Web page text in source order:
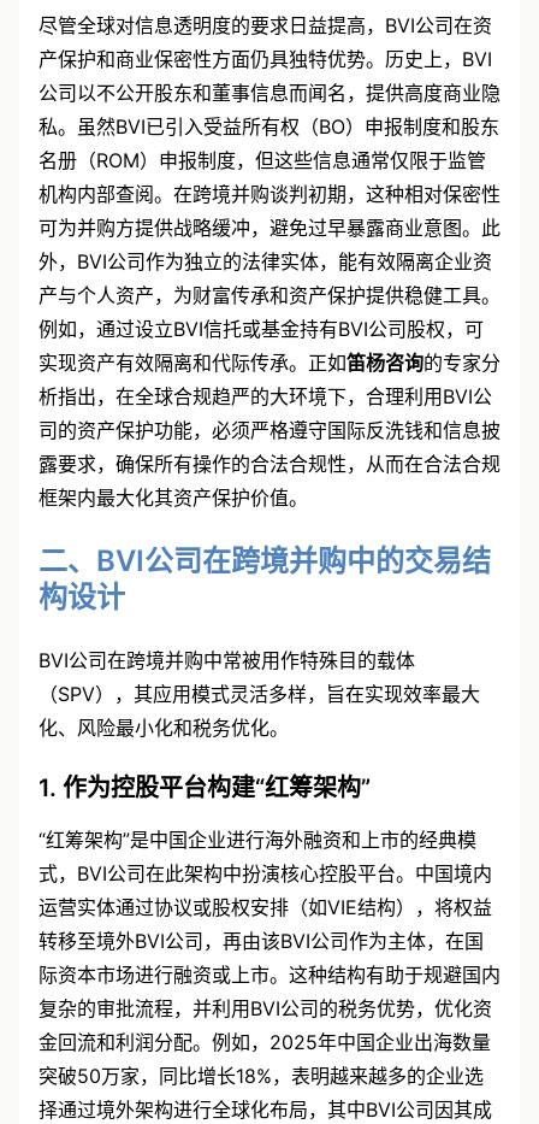
尽管全球对信息透明度的要求日益提高，BVI公司在资
产保护和商业保密性方面仍具独特优势。历史上，BVI
公司以不公开股东和董事信息而闻名，提供高度商业隐
私。虽然BVI已引入受益所有权（BO）申报制度和股东
名册（ROM）申报制度，但这些信息通常仅限于监管
机构内部查阅。在跨境并购谈判初期，这种相对保密性
可为并购方提供战略缓冲，避免过早暴露商业意图。此
外，BVI公司作为独立的法律实体，能有效隔离企业资
产与个人资产，为财富传承和资产保护提供稳健工具。
例如，通过设立BVI信托或基金持有BVI公司股权，可
实现资产有效隔离和代际传承。正如笛杨咨询的专家分
析指出，在全球合规趋严的大环境下，合理利用BVI公
司的资产保护功能，必须严格遵守国际反洗钱和信息披
露要求，确保所有操作的合法合规性，从而在合法合规
框架内最大化其资产保护价值。
二、BVI公司在跨境并购中的交易结
构设计
BVI公司在跨境并购中常被用作特殊目的载体
（SPV），其应用模式灵活多样，旨在实现效率最大
化、风险最小化和税务优化。
1. 作为控股平台构建“红筹架构”
“红筹架构”是中国企业进行海外融资和上市的经典模
式，BVI公司在此架构中扮演核心控股平台。中国境内
运营实体通过协议或股权安排（如VIE结构），将权益
转移至境外BVI公司，再由该BVI公司作为主体，在国
际资本市场进行融资或上市。这种结构有助于规避国内
复杂的审批流程，并利用BVI公司的税务优势，优化资
金回流和利润分配。例如，2025年中国企业出海数量
突破50万家，同比增长18%，表明越来越多的企业选
择通过境外架构进行全球化布局，其中BVI公司因其成